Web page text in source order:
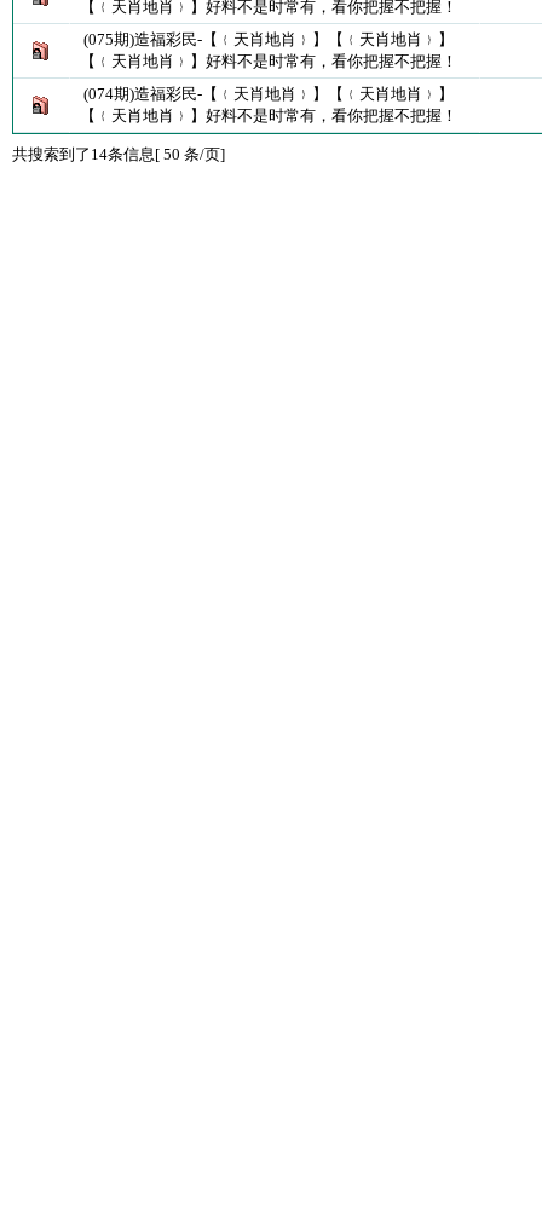
【﹛天肖地肖﹜】好料不是时常有，看你把握不把握！
(075期)造福彩民-【﹛天肖地肖﹜】【﹛天肖地肖﹜】
【﹛天肖地肖﹜】好料不是时常有，看你把握不把握！
(074期)造福彩民-【﹛天肖地肖﹜】【﹛天肖地肖﹜】
【﹛天肖地肖﹜】好料不是时常有，看你把握不把握！
共搜索到了14条信息[ 50 条/页]